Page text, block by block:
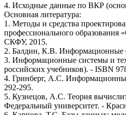
4. Исходные данные по ВКР
Основная литература:
1. Методы и средства
профессионального образования
СКФУ, 2015.
2. Балдин, К.В. Информационные
3. Информационные системы и
российских учебников). - ISBN
4. Гринберг, А.С.
292-295.
5. Кузнецов, А.С. Теория
Федеральный университет. -